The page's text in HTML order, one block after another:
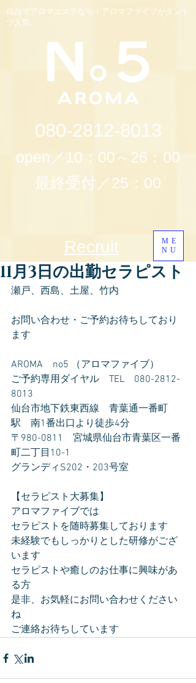
仙台でアロマエステなら！アロマファイブがダント
ツ人気。
080-2812-8013
open／10：00～26：00
最終受付／25：00
ME
NU
Recruit
11月3日の出勤セラピスト
瀬戸、西島、土屋、竹内
お問い合わせ・ご予約お待ちしており
ます
AROMA　no5 （アロマファイブ）
ご予約専用ダイヤル　TEL　080-2812-
8013
仙台市地下鉄東西線　青葉通一番町
駅　南1番出口より徒歩4分
〒980-0811　宮城県仙台市青葉区一番
町二丁目10-1
グランディS202・203号室
【セラピスト大募集】
アロマファイブでは
セラピストを随時募集しております
未経験でもしっかりとした研修がござ
います
セラピストや癒しのお仕事に興味があ
る方
是非、お気軽にお問い合わせください
ね
ご連絡お待ちしています